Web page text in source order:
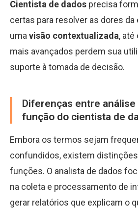
Cientista de dados precisa
certas para resolver as dores da
uma visão contextualizada,
mais avançados perdem sua
suporte à tomada de decisão.
Diferenças entre análise
função do cientista de
Embora os termos sejam
confundidos, existem
funções. O analista de dados
na coleta e processamento de
gerar relatórios que explicam o